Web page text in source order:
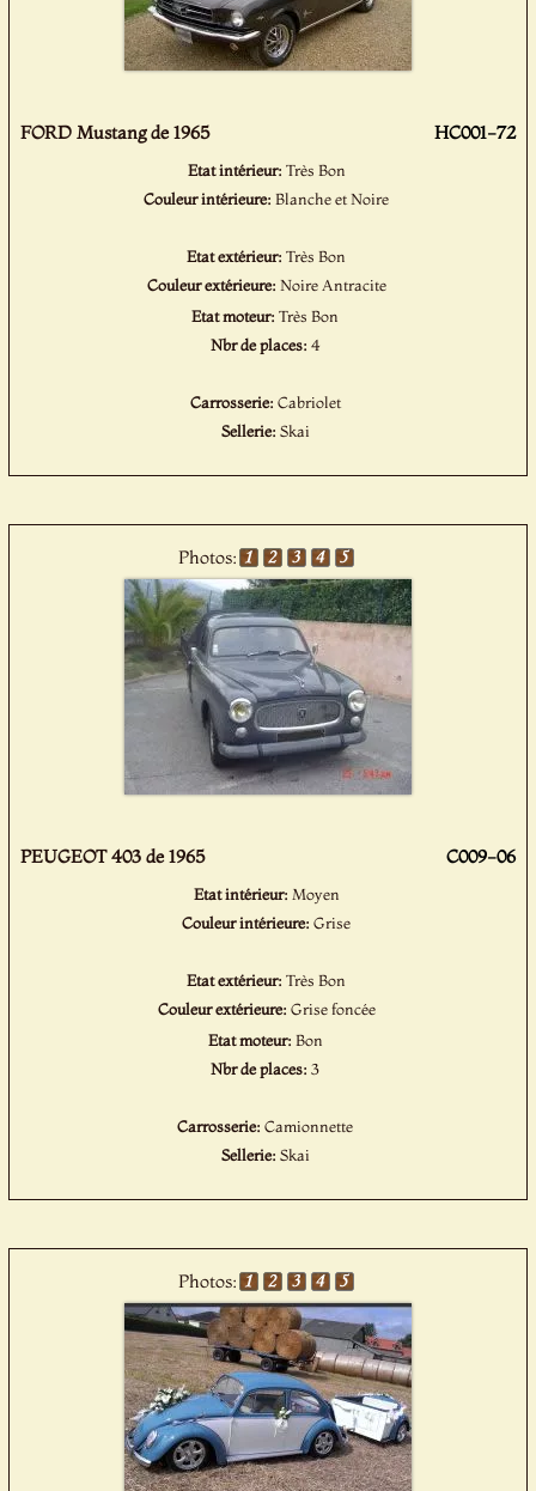
FORD Mustang de 1965 HC001-72
Etat intérieur: Très Bon
Couleur intérieure:Blanche et Noire
Etat extérieur:Très Bon
Couleur extérieure: Noire Antracite
Etat moteur:Très Bon
Nbr de places: 4
Carrosserie: Cabriolet
Sellerie: Skai
Photos:
PEUGEOT 403 de 1965 C009-06
Etat intérieur: Moyen
Couleur intérieure:Grise
Etat extérieur:Très Bon
Couleur extérieure: Grise foncée
Etat moteur: Bon
Nbr de places:3
Carrosserie:Camionnette
Sellerie: Skai
Photos: